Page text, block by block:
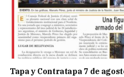
Tapa y Contratapa 7 de